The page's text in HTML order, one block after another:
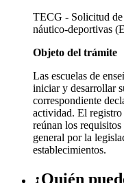
TECG - Solicitud de
náutico-deportivas
Objeto del trámite
Las escuelas de
iniciar y desarrollar
correspondiente
actividad. El registro
reúnan los
general por la
establecimientos.
¿Quién